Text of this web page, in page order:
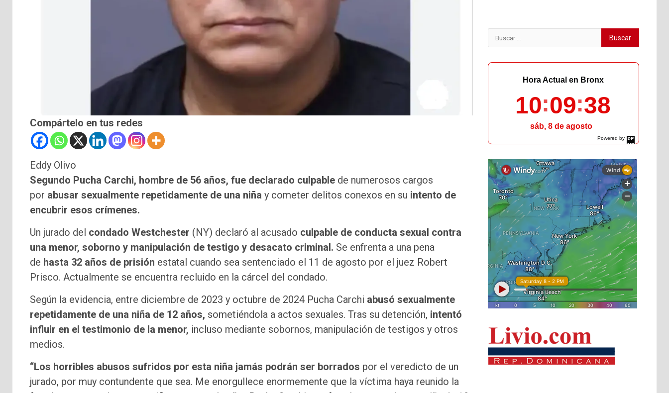
Compártelo en tus redes
Eddy Olivo
Segundo Pucha Carchi, hombre de 56 años, fue declarado culpable de numerosos cargos
por abusar sexualmente repetidamente de una niña y cometer delitos conexos en su intento de
encubrir esos crímenes.
Un jurado del condado Westchester (NY) declaró al acusado culpable de conducta sexual contra
una menor, soborno y manipulación de testigo y desacato criminal. Se enfrenta a una pena
de hasta 32 años de prisión estatal cuando sea sentenciado el 11 de agosto por el juez Robert
Prisco. Actualmente se encuentra recluido en la cárcel del condado.
Según la evidencia, entre diciembre de 2023 y octubre de 2024 Pucha Carchi abusó sexualmente
repetidamente de una niña de 12 años, sometiéndola a actos sexuales. Tras su detención, intentó
influir en el testimonio de la menor, incluso mediante sobornos, manipulación de testigos y otros
medios.
“Los horribles abusos sufridos por esta niña jamás podrán ser borrados por el veredicto de un
jurado, por muy contundente que sea. Me enorgullece enormemente que la víctima haya reunido la
Buscar:
Powered by
DaysPedia.com
Hora Actual en Bronx
10 09 39
sáb, 8 de agosto